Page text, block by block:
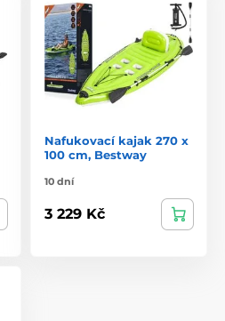
Nafukovací kajak 270 x
100 cm, Bestway
10 dní
3 229 Kč